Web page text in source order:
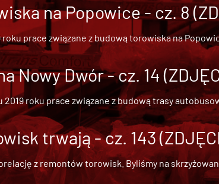
na Popowice - cz. 8
roku prace związane z budową torowiska na
Nowy Dwór - cz. 14
roku prace związane zbudową trasy
trwają - cz. 143
z remontów torowisk. Byliśmy na